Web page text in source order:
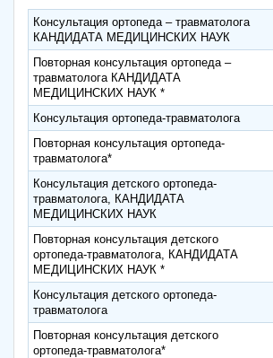
Консультация ортопеда – травматолога
КАНДИДАТА МЕДИЦИНСКИХ НАУК
Повторная консультация ортопеда –
травматолога КАНДИДАТА
МЕДИЦИНСКИХ НАУК *
Консультация ортопеда-травматолога
Повторная консультация ортопеда-
травматолога*
Консультация детского ортопеда-
травматолога, КАНДИДАТА
МЕДИЦИНСКИХ НАУК
Повторная консультация детского
ортопеда-травматолога, КАНДИДАТА
МЕДИЦИНСКИХ НАУК *
Консультация детского ортопеда-
травматолога
Повторная консультация детского
ортопеда-травматолога*